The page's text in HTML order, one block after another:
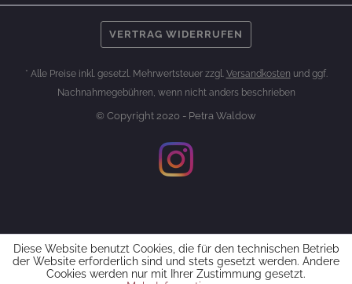
VERTRAG WIDERRUFEN
* Alle Preise inkl. gesetzl. Mehrwertsteuer zzgl. Versandkosten und ggf.
Nachnahmegebühren, wenn nicht anders beschrieben
© Copyright 2020 - Petra Waldow
Diese Website benutzt Cookies, die für den technischen Betrieb
der Website erforderlich sind und stets gesetzt werden. Andere
Cookies werden nur mit Ihrer Zustimmung gesetzt.